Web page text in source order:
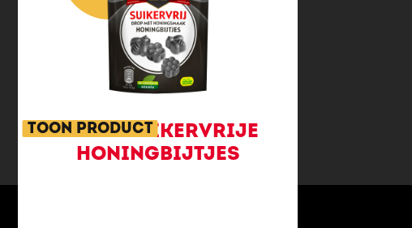
KLENE SUIKERVRIJE
HONINGBIJTJES
TOON PRODUCT